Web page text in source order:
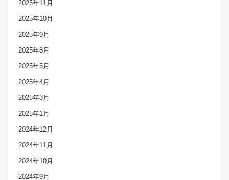
2025年11月
2025年10月
2025年9月
2025年8月
2025年5月
2025年4月
2025年3月
2025年1月
2024年12月
2024年11月
2024年10月
2024年9月